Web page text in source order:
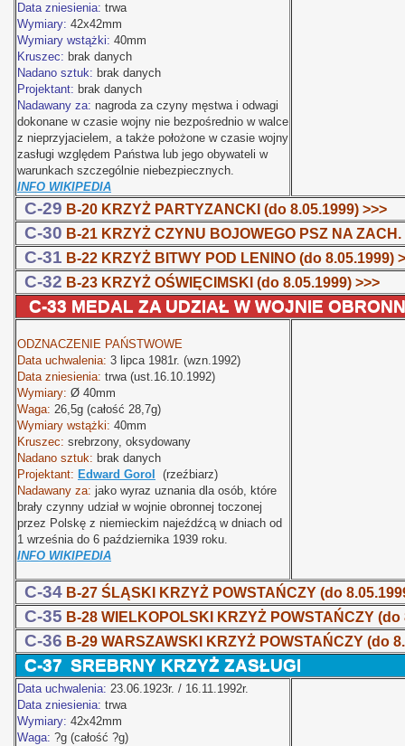
Data zniesienia: trwa
Wymiary: 42x42mm
Wymiary wstążki: 40mm
Kruszec: brak danych
Nadano sztuk: brak danych
Projektant: brak danych
Nadawany za: nagroda za czyny męstwa i odwagi
dokonane w czasie wojny nie bezpośrednio w walce
z nieprzyjacielem, a także położone w czasie wojny
zasługi względem Państwa lub jego obywateli w
warunkach szczególnie niebezpiecznych.
INFO WIKIPEDIA
C-29 B-20 KRZYŻ PARTYZANCKI (do 8.05.1999) >>>
C-30 B-21 KRZYŻ CZYNU BOJOWEGO PSZ NA ZACH.
C-31 B-22 KRZYŻ BITWY POD LENINO (do 8.05.1999)
C-32 B-23 KRZYŻ OŚWIĘCIMSKI (do 8.05.1999) >>>
C-33 MEDAL ZA UDZIAŁ W WOJNIE
ODZNACZENIE PAŃSTWOWE
Data uchwalenia: 3 lipca 1981r. (wzn.1992)
Data zniesienia: trwa (ust.16.10.1992)
Wymiary: Ø 40mm
Waga: 26,5g (całość 28,7g)
Wymiary wstążki: 40mm
Kruszec: srebrzony, oksydowany
Nadano sztuk: brak danych
Projektant: Edward Gorol
(rzeźbiarz)
Nadawany za: jako wyraz uznania dla osób, które
brały czynny udział w wojnie obronnej toczonej
przez Polskę z niemieckim najeźdźcą w dniach od
1 września do 6 października 1939 roku.
INFO WIKIPEDIA
C-34 B-27 ŚLĄSKI KRZYŻ POWSTAŃCZY (do
C-35 B-28 WIELKOPOLSKI KRZYŻ POWSTAŃCZY (do
C-36 B-29 WARSZAWSKI KRZYŻ POWSTAŃCZY (do
C-37 SREBRNY KRZYŻ ZASŁUGI
Data uchwalenia: 23.06.1923r. / 16.11.1992r.
Data zniesienia: trwa
Wymiary: 42x42mm
Waga: ?g (całość ?g)